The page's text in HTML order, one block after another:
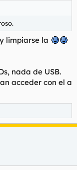
limpiarse la
nada de USB.
acceder con el a